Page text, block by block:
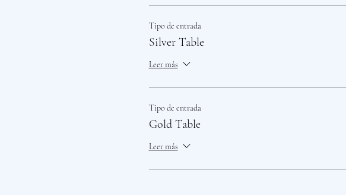
Tipo de entrada
Silver Table
Leer más
Tipo de entrada
Gold Table
Leer más